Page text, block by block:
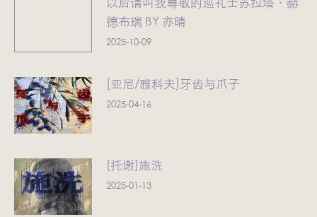
德布瑞 BY 亦晴
2025-10-09
[亚尼/雅科夫]牙齿与爪子
2025-04-16
[托谢]施洗
2025-01-13